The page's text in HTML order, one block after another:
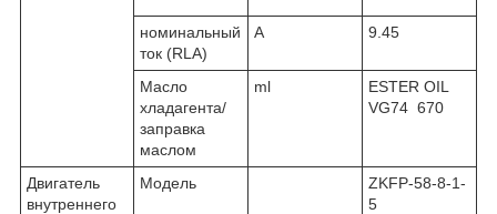
номинальный
ток (RLA)
A 9.45
Масло
хладагента/
заправка
маслом
ml
ESTER OIL
VG74 670
Двигатель
внутреннего
Модель
ZKFP-58-8-1-
5